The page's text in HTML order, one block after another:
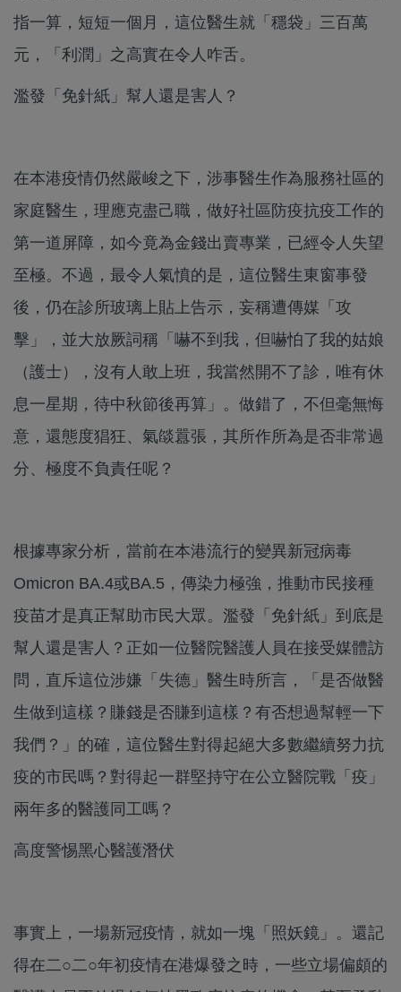
指一算，短短一個月，這位醫生就「穩袋」三百萬
元，「利潤」之高實在令人咋舌。
濫發「免針紙」幫人還是害人？
在本港疫情仍然嚴峻之下，涉事醫生作為服務社區的
家庭醫生，理應克盡己職，做好社區防疫抗疫工作的
第一道屏障，如今竟為金錢出賣專業，已經令人失望
至極。不過，最令人氣憤的是，這位醫生東窗事發
後，仍在診所玻璃上貼上告示，妄稱遭傳媒「攻
擊」，並大放厥詞稱「嚇不到我，但嚇怕了我的姑娘
（護士），沒有人敢上班，我當然開不了診，唯有休
息一星期，待中秋節後再算」。做錯了，不但毫無悔
意，還態度猖狂、氣燄囂張，其所作所為是否非常過
分、極度不負責任呢？
根據專家分析，當前在本港流行的變異新冠病毒
Omicron BA.4或BA.5，傳染力極強，推動市民接種
疫苗才是真正幫助市民大眾。濫發「免針紙」到底是
幫人還是害人？正如一位醫院醫護人員在接受媒體訪
問，直斥這位涉嫌「失德」醫生時所言，「是否做醫
生做到這樣？賺錢是否賺到這樣？有否想過幫輕一下
我們？」的確，這位醫生對得起絕大多數繼續努力抗
疫的市民嗎？對得起一群堅持守在公立醫院戰「疫」
兩年多的醫護同工嗎？
高度警惕黑心醫護潛伏
事實上，一場新冠疫情，就如一塊「照妖鏡」。還記
得在二○二○年初疫情在港爆發之時，一些立場偏頗的